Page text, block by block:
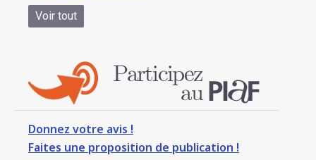
Voir tout
Donnez votre avis !
Faites une proposition de publication !